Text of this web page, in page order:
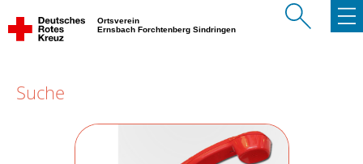
Ortsverein
Ernsbach Forchtenberg Sindringen
Suche